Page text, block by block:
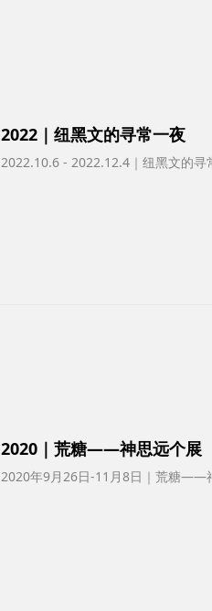
2022｜纽黑文的寻常一夜
2022.10.6 - 2022.12.4｜纽黑文的
2020｜荒糖——神思远个展
2020年9月26日-11月8日｜荒糖——